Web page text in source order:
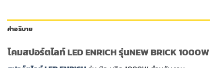
คำอธิบาย
โคมสปอร์ตไลท์ LED ENRICH รุ่นNEW BRICK 1000W